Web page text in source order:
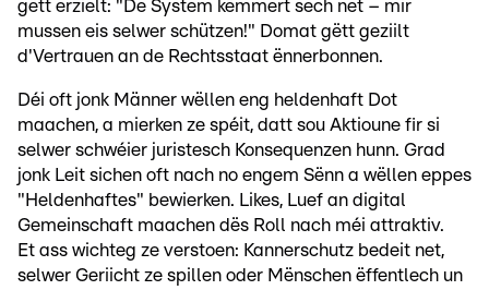
gëtt erzielt: "De System këmmert sech net – mir
mussen eis selwer schützen!" Domat gëtt geziilt
d'Vertrauen an de Rechtsstaat ënnerbonnen.
Déi oft jonk Männer wëllen eng heldenhaft Dot
maachen, a mierken ze spéit, datt sou Aktioune fir si
selwer schwéier juristesch Konsequenzen hunn. Grad
jonk Leit sichen oft nach no engem Sënn a wëllen eppes
"Heldenhaftes" bewierken. Likes, Luef an digital
Gemeinschaft maachen dës Roll nach méi attraktiv.
Et ass wichteg ze verstoen: Kannerschutz bedeit net,
selwer Geriicht ze spillen oder Mënschen ëffentlech un